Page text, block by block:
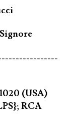
(USA)
RCA